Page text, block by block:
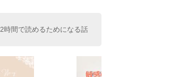
2時間で読めるためになる話